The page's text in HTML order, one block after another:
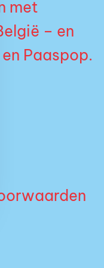
met
– en
Paaspop.